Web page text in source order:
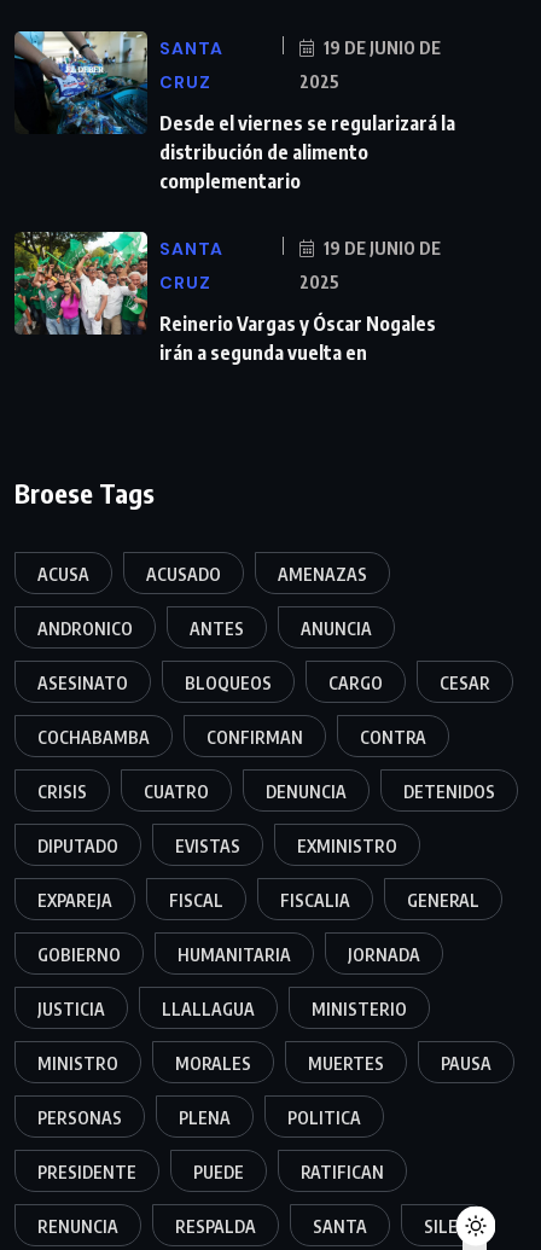
SANTA
CRUZ
19 DE JUNIO DE
2025
Desde el viernes se regularizará la
distribución de alimento
complementario
SANTA
CRUZ
19 DE JUNIO DE
2025
Reinerio Vargas y Óscar Nogales
irán a segunda vuelta en
Broese Tags
ACUSA ACUSADO AMENAZAS
ANDRONICO ANTES ANUNCIA
ASESINATO BLOQUEOS CARGO CESAR
COCHABAMBA CONFIRMAN CONTRA
CRISIS CUATRO DENUNCIA DETENIDOS
DIPUTADO EVISTAS EXMINISTRO
EXPAREJA FISCAL FISCALIA GENERAL
GOBIERNO HUMANITARIA JORNADA
JUSTICIA LLALLAGUA MINISTERIO
MINISTRO MORALES MUERTES PAUSA
PERSONAS PLENA POLITICA
PRESIDENTE PUEDE RATIFICAN
RENUNCIA RESPALDA SANTA SILES